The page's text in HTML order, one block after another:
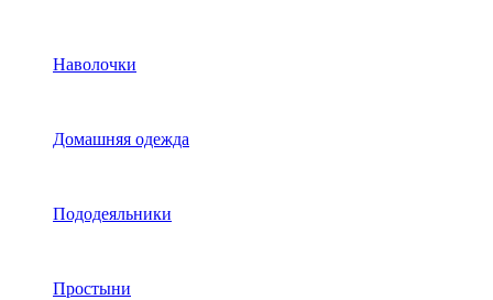
Наволочки
Домашняя одежда
Пододеяльники
Простыни